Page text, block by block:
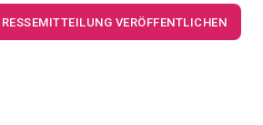
VERÖFFENTLICHEN